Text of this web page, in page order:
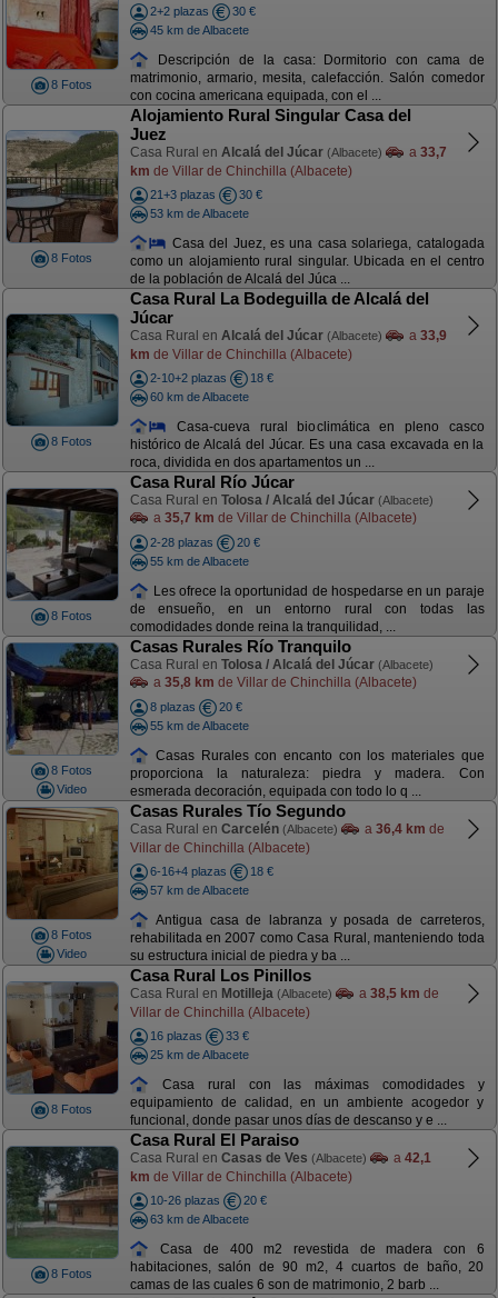
8 Fotos
2+2 plazas
30 €
45 km de Albacete
Descripción de la casa: Dormitorio con cama de
matrimonio, armario, mesita, calefacción. Salón comedor
con cocina americana equipada, con el ...
8 Fotos
Alojamiento Rural Singular Casa del
Juez
Casa Rural en Alcalá del Júcar (Albacete) a 33,7
km de Villar de Chinchilla (Albacete)
21+3 plazas
30 €
53 km de Albacete
Casa del Juez, es una casa solariega, catalogada
como un alojamiento rural singular. Ubicada en el centro
de la población de Alcalá del Júca ...
8 Fotos
Casa Rural La Bodeguilla de Alcalá del
Júcar
Casa Rural en Alcalá del Júcar (Albacete) a 33,9
km de Villar de Chinchilla (Albacete)
2-10+2 plazas
18 €
60 km de Albacete
Casa-cueva rural bioclimática en pleno casco
histórico de Alcalá del Júcar. Es una casa excavada en la
roca, dividida en dos apartamentos un ...
8 Fotos
Casa Rural Río Júcar
Casa Rural en Tolosa / Alcalá del Júcar (Albacete)
a 35,7 km de Villar de Chinchilla (Albacete)
2-28 plazas
20 €
55 km de Albacete
Les ofrece la oportunidad de hospedarse en un paraje
de ensueño, en un entorno rural con todas las
comodidades donde reina la tranquilidad, ...
8 Fotos
Video
Casas Rurales Río Tranquilo
Casa Rural en Tolosa / Alcalá del Júcar (Albacete)
a 35,8 km de Villar de Chinchilla (Albacete)
8 plazas
20 €
55 km de Albacete
Casas Rurales con encanto con los materiales que
proporciona la naturaleza: piedra y madera. Con
esmerada decoración, equipada con todo lo q ...
8 Fotos
Video
Casas Rurales Tío Segundo
Casa Rural en Carcelén (Albacete) a 36,4 km de
Villar de Chinchilla (Albacete)
6-16+4 plazas
18 €
57 km de Albacete
Antigua casa de labranza y posada de carreteros,
rehabilitada en 2007 como Casa Rural, manteniendo toda
su estructura inicial de piedra y ba ...
8 Fotos
Casa Rural Los Pinillos
Casa Rural en Motilleja (Albacete) a 38,5 km de
Villar de Chinchilla (Albacete)
16 plazas
33 €
25 km de Albacete
Casa rural con las máximas comodidades y
equipamiento de calidad, en un ambiente acogedor y
funcional, donde pasar unos días de descanso y e ...
8 Fotos
Casa Rural El Paraiso
Casa Rural en Casas de Ves (Albacete) a 42,1
km de Villar de Chinchilla (Albacete)
10-26 plazas
20 €
63 km de Albacete
Casa de 400 m2 revestida de madera con 6
habitaciones, salón de 90 m2, 4 cuartos de baño, 20
camas de las cuales 6 son de matrimonio, 2 barb ...